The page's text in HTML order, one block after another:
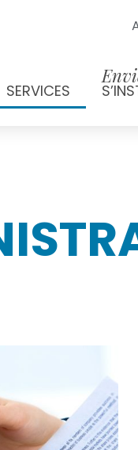
SERVICES